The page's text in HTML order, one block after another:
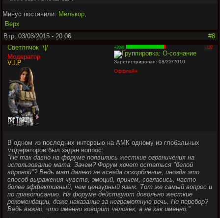
Минус поставили: Мелькор,
Верх
Втр, 03/03/2015 - 20:06
#8
Светлячок \|/
Модератор
V.I.P
+2098 -102
Зарегистрирован: 08/22/2010
Оффлайн
В одном из последних интервью на АМК одному из глобальных
модераторов был задан вопрос:
"Не так давно на форуме появились жесткие ограничения на
использование мата. Зачем? Форум хочет остаться "белой
вороной"? Ведь мат далеко не всегда оскорбление, иногда это
способ выражения чувств, эмоций, причем, согласись, часто
более эффективный, чем цензурный язык. Тот же самый вопрос и
по правописанию. На форуме действуют довольно жесткие
рекомендации, даже наказание за неграмотную речь. Не перебор?
Ведь важно, что именно говорит человек, а не как именно."